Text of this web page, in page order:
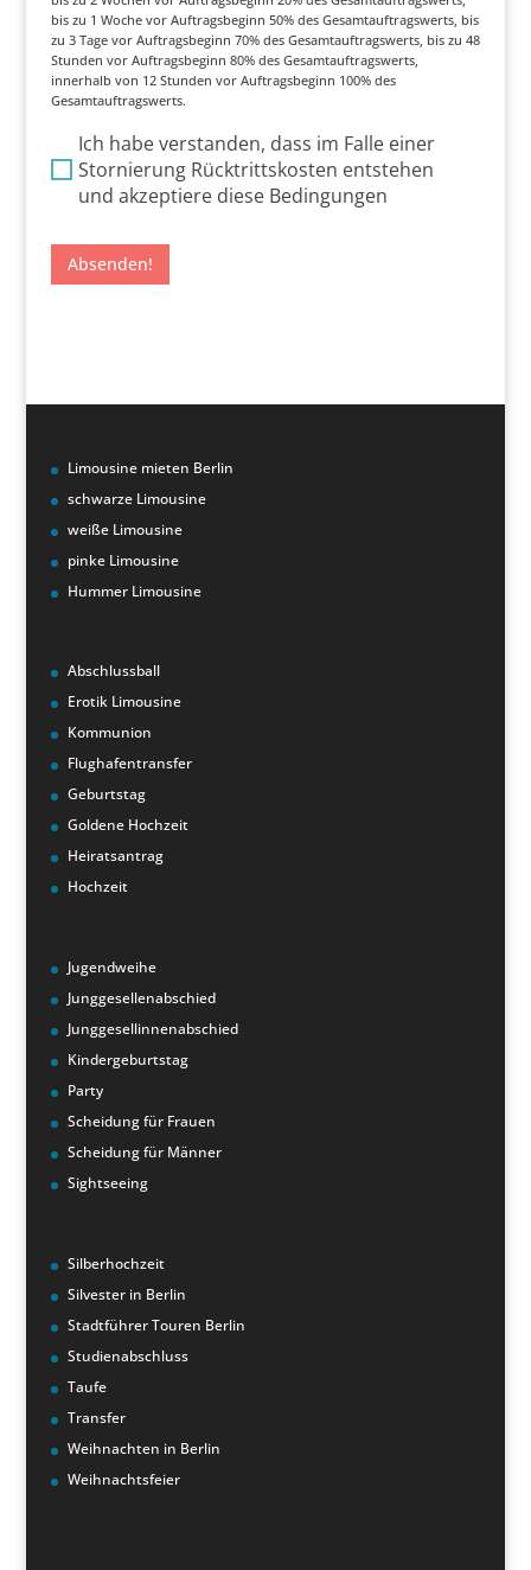
bis zu 1 Woche vor Auftragsbeginn 50% des Gesamtauftragswerts, bis
zu 3 Tage vor Auftragsbeginn 70% des Gesamtauftragswerts, bis zu 48
Stunden vor Auftragsbeginn 80% des Gesamtauftragswerts,
innerhalb von 12 Stunden vor Auftragsbeginn 100% des
Gesamtauftragswerts.
Ich habe verstanden, dass im Falle einer
Stornierung Rücktrittskosten entstehen
und akzeptiere diese Bedingungen
Absenden!
Limousine mieten Berlin
schwarze Limousine
weiße Limousine
pinke Limousine
Hummer Limousine
Abschlussball
Erotik Limousine
Kommunion
Flughafentransfer
Geburtstag
Goldene Hochzeit
Heiratsantrag
Hochzeit
Jugendweihe
Junggesellenabschied
Junggesellinnenabschied
Kindergeburtstag
Party
Scheidung für Frauen
Scheidung für Männer
Sightseeing
Silberhochzeit
Silvester in Berlin
Stadtführer Touren Berlin
Studienabschluss
Taufe
Transfer
Weihnachten in Berlin
Weihnachtsfeier